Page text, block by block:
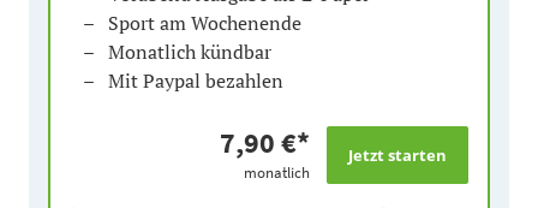
Sport am Wochenende
Monatlich kündbar
Mit Paypal bezahlen
7,90 €*
monatlich